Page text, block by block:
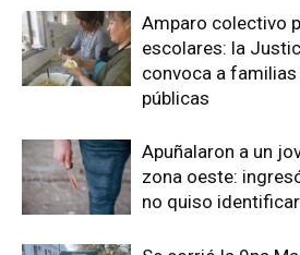
Amparo colectivo
escolares: la
convoca a
públicas
Apuñalaron a un
zona oeste:
no quiso